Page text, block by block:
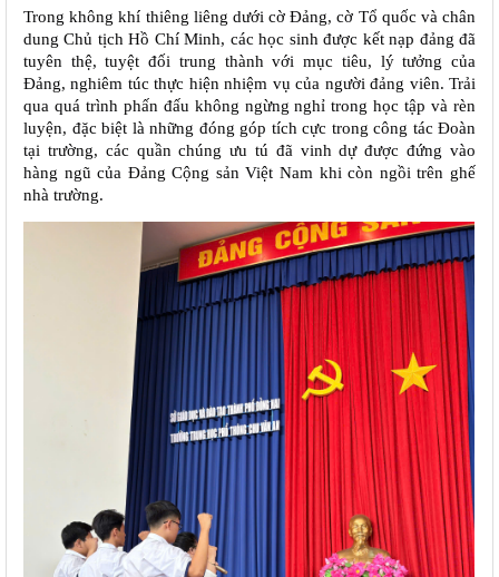
Trong không khí thiêng liêng dưới cờ Đảng, cờ Tổ quốc và chân
dung Chủ tịch Hồ Chí Minh, các học sinh được kết nạp đảng đã
tuyên thệ, tuyệt đối trung thành với mục tiêu, lý tưởng của
Đảng, nghiêm túc thực hiện nhiệm vụ của người đảng viên. Trải
qua quá trình phấn đấu không ngừng nghỉ trong học tập và rèn
luyện, đặc biệt là những đóng góp tích cực trong công tác Đoàn
tại trường, các quần chúng ưu tú đã vinh dự được đứng vào
hàng ngũ của Đảng Cộng sản Việt Nam khi còn ngồi trên ghế
nhà trường.